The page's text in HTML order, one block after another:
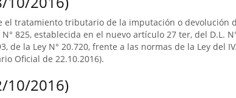
el tratamiento tributario de la imputación o devolución
825, establecida en el nuevo artículo 27 ter, del D.L.
de la Ley N° 20.720, frente a las normas de la Ley del
Oficial de 22.10.2016).
10/2016)